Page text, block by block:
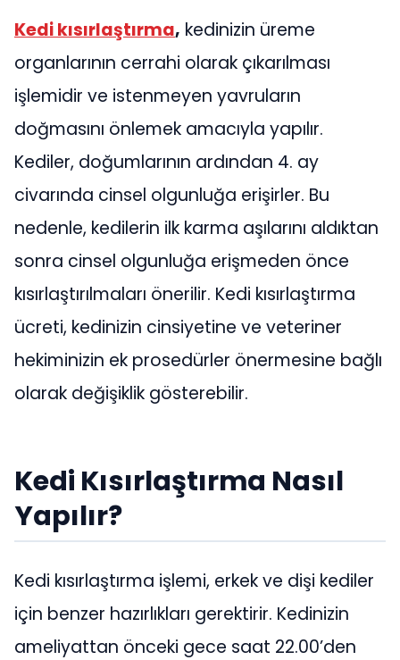
Kedi kısırlaştırma, kedinizin üreme
organlarının cerrahi olarak çıkarılması
işlemidir ve istenmeyen yavruların
doğmasını önlemek amacıyla yapılır.
Kediler, doğumlarının ardından 4. ay
civarında cinsel olgunluğa erişirler. Bu
nedenle, kedilerin ilk karma aşılarını aldıktan
sonra cinsel olgunluğa erişmeden önce
kısırlaştırılmaları önerilir. Kedi kısırlaştırma
ücreti, kedinizin cinsiyetine ve veteriner
hekiminizin ek prosedürler önermesine bağlı
olarak değişiklik gösterebilir.
Kedi Kısırlaştırma Nasıl
Yapılır?
Kedi kısırlaştırma işlemi, erkek ve dişi kediler
için benzer hazırlıkları gerektirir. Kedinizin
ameliyattan önceki gece saat 22.00’den